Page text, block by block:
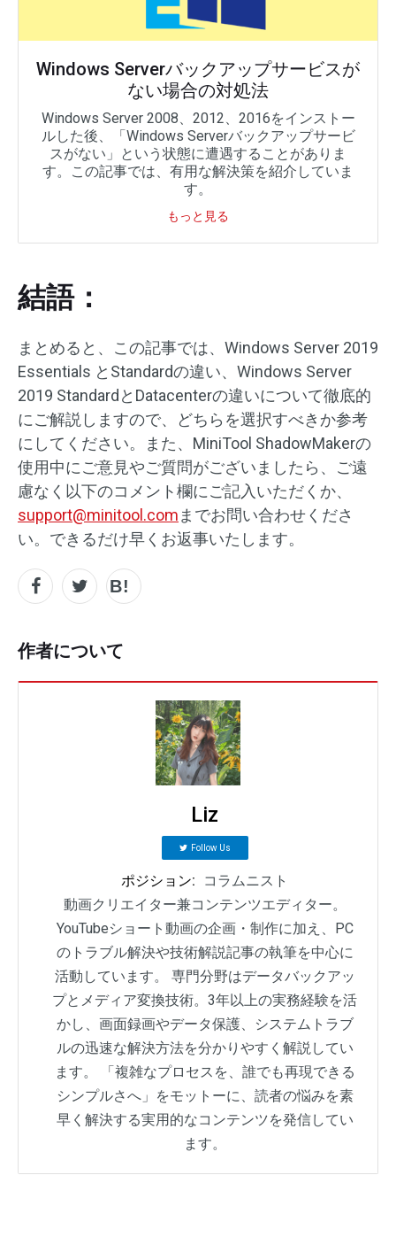
Windows Serverバックアップサービスが
ない場合の対処法
Windows Server 2008、2012、2016をインストー
ルした後、「Windows Serverバックアップサービ
スがない」という状態に遭遇することがありま
す。この記事では、有用な解決策を紹介していま
す。
もっと見る
結語：
まとめると、この記事では、Windows Server 2019
Essentials とStandardの違い、Windows Server
2019 StandardとDatacenterの違いについて徹底的
にご解説しますので、どちらを選択すべきか参考
にしてください。また、MiniTool ShadowMakerの
使用中にご意見やご質問がございましたら、ご遠
慮なく以下のコメント欄にご記入いただくか、
support@minitool.comまでお問い合わせくださ
い。できるだけ早くお返事いたします。
作者について
Liz
Follow Us
ポジション:
コラムニスト
動画クリエイター兼コンテンツエディター。
YouTubeショート動画の企画・制作に加え、PC
のトラブル解決や技術解説記事の執筆を中心に
活動しています。 専門分野はデータバックアッ
プとメディア変換技術。3年以上の実務経験を活
かし、画面録画やデータ保護、システムトラブ
ルの迅速な解決方法を分かりやすく解説してい
ます。 「複雑なプロセスを、誰でも再現できる
シンプルさへ」をモットーに、読者の悩みを素
早く解決する実用的なコンテンツを発信してい
ます。